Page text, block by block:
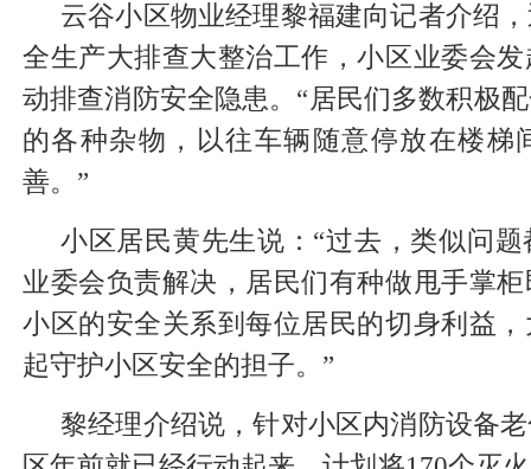
云谷小区物业经理黎福建向记者介绍
全生产大排查大整治工作，小区业委会
动排查消防安全隐患。“居民们多数积极
的各种杂物，以往车辆随意停放在楼梯
善。”
小区居民黄先生说：“过去，类似问
业委会负责解决，居民们有种做甩手掌
小区的安全关系到每位居民的切身利益
起守护小区安全的担子。”
黎经理介绍说，针对小区内消防设备